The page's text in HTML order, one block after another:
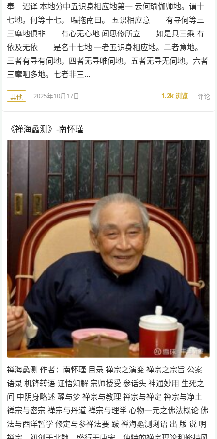
奉 诏译 本地分中五识身相应地第一 云何瑜伽师地。谓十
七地。何等十七。 嗢拖南曰。 五识相应意 有寻伺等三
三摩地俱非 有心无心地 闻思修所立 如是具三乘 有
依及无依 是名十七地 一者五识身相应地。二者意地。
三者有寻有伺地。四者无寻唯伺地。五者无寻无伺地。六者
三摩呬多地。七者非三…
其他 2025年10月17日 1.2k浏览 评论
《禅海蠡测》-南怀瑾
禅海蠡测 作者：南怀瑾 目录 禅宗之演变 禅宗之宗旨 公案
语录 机锋转语 证悟知解 宗师授受 参话头 神通妙用 生死之
间 中阴身略述 醒与梦 禅宗与教理 禅宗与禅定 禅宗与净土
禅宗与密宗 禅宗与丹道 禅宗与理学 心物一元之佛法概论 佛
法与西洋哲学 修定与参禅法要 跋 禅海蠡测剩语 出 版 说 明